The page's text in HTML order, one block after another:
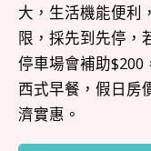
大，生活機能便利
限，採先到先停，
停車場會補助
西式早餐，假日房
濟實惠。